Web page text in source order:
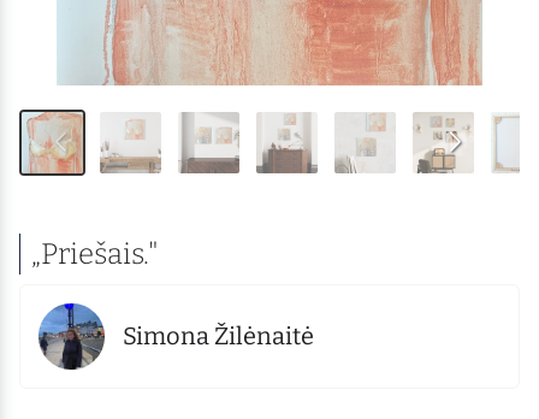
„Priešais."
Simona Žilėnaitė